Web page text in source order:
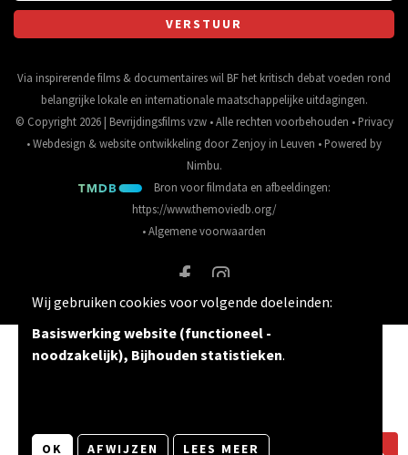
Via inspirerende films & documentaires wil BF het kritisch debat voeden rond
belangrijke lokale en internationale maatschappelijke uitdagingen.
© Copyright 2026 | Bevrijdingsfilms vzw • Alle rechten voorbehouden • Privacy
•Webdesign & website ontwikkeling doorZenjoy in Leuven • Powered by
Nimbu.
Bron voor filmdata en afbeeldingen:
https://www.themoviedb.org/
•Algemene voorwaarden
Wij gebruiken cookies voor volgende doeleinden:
Basiswerking website (functioneel -
noodzakelijk), Bijhouden statistieken.
OK AFWIJZEN LEES MEER